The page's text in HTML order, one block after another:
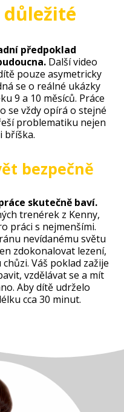
důležité
předpoklad
Další video
pouze asymetricky
se o reálné ukázky
9 a 10 měsíců. Práce
se vždy opírá o stejné
problematiku nejen
bříška.
bezpečně
skutečně baví.
trenérek z Kenny,
práci s nejmenšími.
nevídanému světu
zdokonalovat lezení,
Váš poklad zažije
vzdělávat se a mít
Aby dítě udrželo
cca 30 minut.